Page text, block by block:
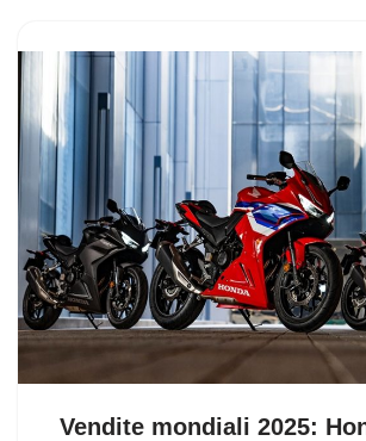
Vendite mondiali 2025: